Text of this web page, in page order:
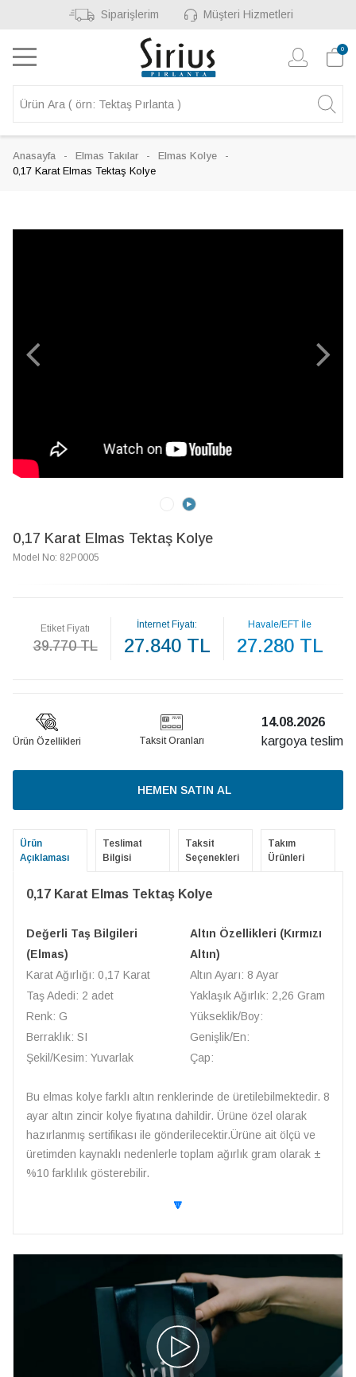
Siparişlerim Müşteri Hizmetleri
0
Anasayfa Elmas Takılar
Elmas Kolye
0,17 Karat Elmas Tektaş Kolye
0,17 Karat Elmas Tektaş Kolye
Model No: 82P0005
Etiket Fiyatı
39.770 TL
İnternet Fiyatı:
27.840 TL
Havale/EFT İle
27.280 TL
Ürün Özellikleri Taksit Oranları
14.08.2026
kargoya teslim
HEMEN SATIN AL
Ürün
Açıklaması
Teslimat
Bilgisi
Taksit
Seçenekleri
Takım
Ürünleri
0,17 Karat Elmas Tektaş Kolye
Değerli Taş Bilgileri
(Elmas)
Karat Ağırlığı: 0,17 Karat
Taş Adedi: 2 adet
Renk: G
Berraklık: SI
Şekil/Kesim: Yuvarlak
Altın Özellikleri (Kırmızı
Altın)
Altın Ayarı: 8 Ayar
Yaklaşık Ağırlık: 2,26 Gram
Yükseklik/Boy:
Genişlik/En:
Çap:
Bu elmas kolye farklı altın renklerinde de üretilebilmektedir. 8
ayar altın zincir kolye fiyatına dahildir. Ürüne özel olarak
hazırlanmış sertifikası ile gönderilecektir.Ürüne ait ölçü ve
üretimden kaynaklı nedenlerle toplam ağırlık gram olarak ±
%10 farklılık gösterebilir.
🔽